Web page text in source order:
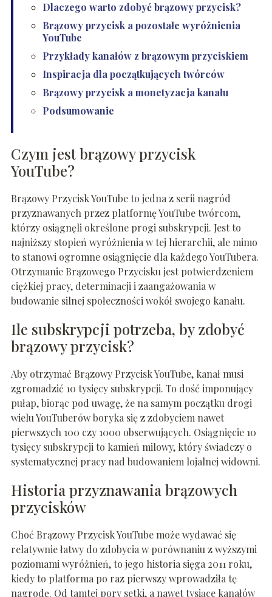
Dlaczego warto zdobyć brązowy przycisk?
Brązowy przycisk a pozostałe wyróżnienia
YouTube
Przykłady kanałów z brązowym przyciskiem
Inspiracja dla początkujących twórców
Brązowy przycisk a monetyzacja kanału
Podsumowanie
Czym jest brązowy przycisk
YouTube?
Brązowy Przycisk YouTube to jedna z serii nagród
przyznawanych przez platformę YouTube twórcom,
którzy osiągnęli określone progi subskrypcji. Jest to
najniższy stopień wyróżnienia w tej hierarchii, ale mimo
to stanowi ogromne osiągnięcie dla każdego YouTubera.
Otrzymanie Brązowego Przycisku jest potwierdzeniem
ciężkiej pracy, determinacji i zaangażowania w
budowanie silnej społeczności wokół swojego kanału.
Ile subskrypcji potrzeba, by zdobyć
brązowy przycisk?
Aby otrzymać Brązowy Przycisk YouTube, kanał musi
zgromadzić 10 tysięcy subskrypcji. To dość imponujący
pułap, biorąc pod uwagę, że na samym początku drogi
wielu YouTuberów boryka się z zdobyciem nawet
pierwszych 100 czy 1000 obserwujących. Osiągnięcie 10
tysięcy subskrypcji to kamień milowy, który świadczy o
systematycznej pracy nad budowaniem lojalnej widowni.
Historia przyznawania brązowych
przycisków
Choć Brązowy Przycisk YouTube może wydawać się
relatywnie łatwy do zdobycia w porównaniu z wyższymi
poziomami wyróżnień, to jego historia sięga 2011 roku,
kiedy to platforma po raz pierwszy wprowadziła tę
nagrodę. Od tamtej pory setki, a nawet tysiące kanałów